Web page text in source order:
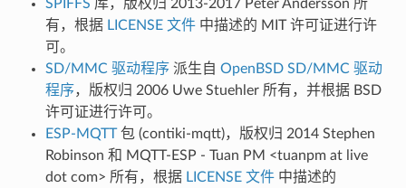
SPIFFS 库，版权归 2013-2017 Peter Andersson 所
有，根据 LICENSE 文件 中描述的 MIT 许可证进行许
可。
SD/MMC 驱动程序 派生自 OpenBSD SD/MMC 驱动
程序，版权归 2006 Uwe Stuehler 所有，并根据 BSD
许可证进行许可。
ESP-MQTT包 (contiki-mqtt)，版权归 2014 Stephen
Robinson 和 MQTT-ESP - Tuan PM <tuanpm at live
dot com> 所有，根据 LICENSE 文件 中描述的